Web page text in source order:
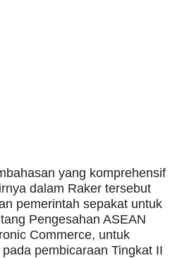
yang komprehensif
dalam Raker tersebut
pemerintah sepakat untuk
Pengesahan ASEAN
Commerce, untuk
pembicaraan Tingkat II